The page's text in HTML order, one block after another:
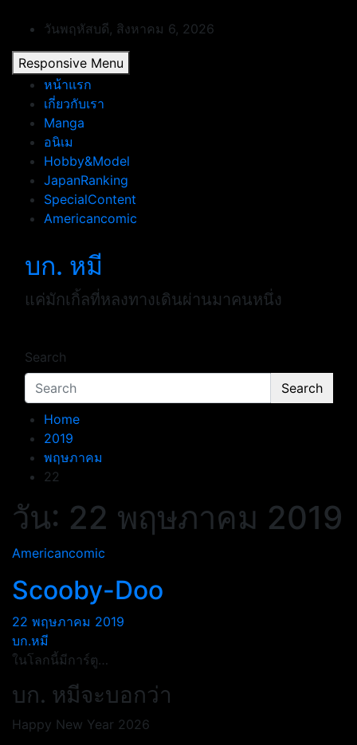
content
วันพฤหัสบดี, สิงหาคม 6, 2026
Responsive Menu
หน้าแรก
เกี่ยวกับเรา
Manga
อนิเม
Hobby&Model
JapanRanking
SpecialContent
Americancomic
บก. หมี
แค่มักเกิ้ลที่หลงทางเดินผ่านมาคนหนึ่ง
Search
Search
Home
2019
พฤษภาคม
22
วัน: 22 พฤษภาคม 2019
Americancomic
Scooby-Doo
22 พฤษภาคม 2019
บก.หมี
ในโลกนี้มีการ์ตู…
บก. หมีจะบอกว่า
Happy New Year 2026